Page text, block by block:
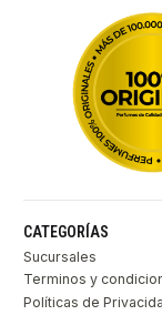
CATEGORÍAS
Sucursales
Terminos y
Políticas de